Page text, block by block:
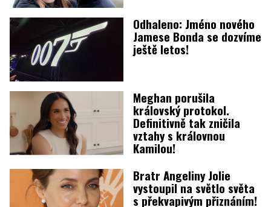
Odhaleno: Jméno nového
Jamese Bonda se dozvíme
ještě letos!
Meghan porušila
královský protokol.
Definitivně tak zničila
vztahy s královnou
Kamilou!
Bratr Angeliny Jolie
vystoupil na světlo světa
s překvapivým přiznáním!